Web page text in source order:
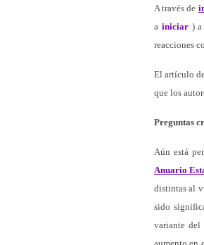
A través de
a iniciar) a
reacciones
El artículo
que los
Preguntas
Aún está
Anuario
distintas al
sido
variante del